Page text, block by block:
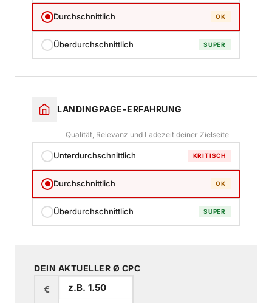
Durchschnittlich OK
Überdurchschnittlich SUPER
LANDINGPAGE-ERFAHRUNG
Qualität, Relevanz und Ladezeit deiner Zielseite
Unterdurchschnittlich KRITISCH
Durchschnittlich OK
Überdurchschnittlich SUPER
DEIN AKTUELLER Ø CPC
€